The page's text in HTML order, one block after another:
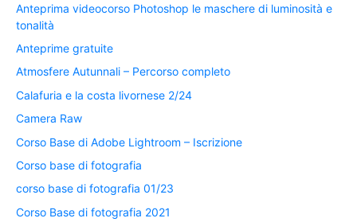
Anteprima videocorso Photoshop le maschere di luminosità e
tonalità
Anteprime gratuite
Atmosfere Autunnali – Percorso completo
Calafuria e la costa livornese 2/24
Camera Raw
Corso Base di Adobe Lightroom – Iscrizione
Corso base di fotografia
corso base di fotografia 01/23
Corso Base di fotografia 2021